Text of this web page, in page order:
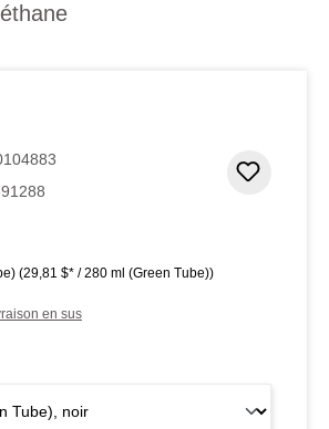
(29,81 $* / 280 ml (Green Tube))
en sus